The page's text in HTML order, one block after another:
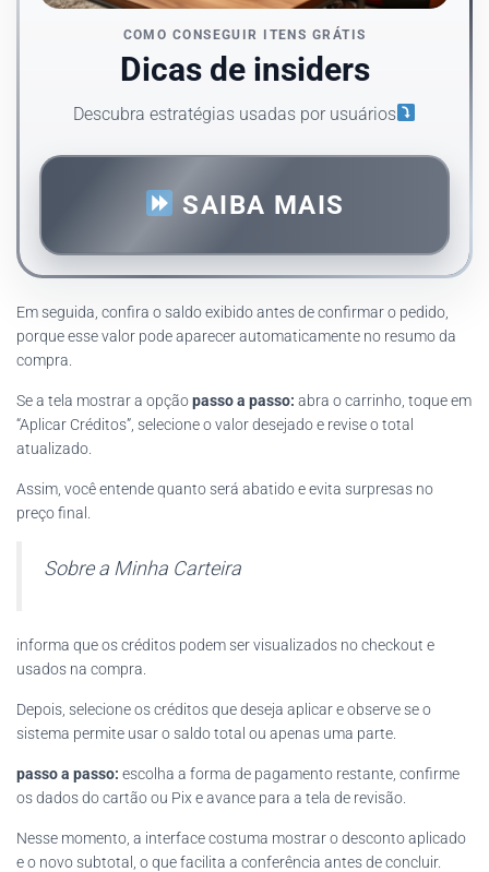
COMO CONSEGUIR ITENS GRÁTIS
Dicas de insiders
Descubra estratégias usadas por usuários
SAIBA MAIS
Em seguida, confira o saldo exibido antes de confirmar o pedido,
porque esse valor pode aparecer automaticamente no resumo da
compra.
Se a tela mostrar a opçãopasso a passo: abra o carrinho, toque em
“Aplicar Créditos”, selecione o valor desejado e revise o total
atualizado.
Assim, você entende quanto será abatido e evita surpresas no
preço final.
Sobre a Minha Carteira
informa que os créditos podem ser visualizados no checkout e
usados na compra.
Depois, selecione os créditos que deseja aplicar e observe se o
sistema permite usar o saldo total ou apenas uma parte.
passo a passo: escolha a forma de pagamento restante, confirme
os dados do cartão ou Pix e avance para a tela de revisão.
Nesse momento, a interface costuma mostrar o desconto aplicado
e o novo subtotal, o que facilita a conferência antes de concluir.